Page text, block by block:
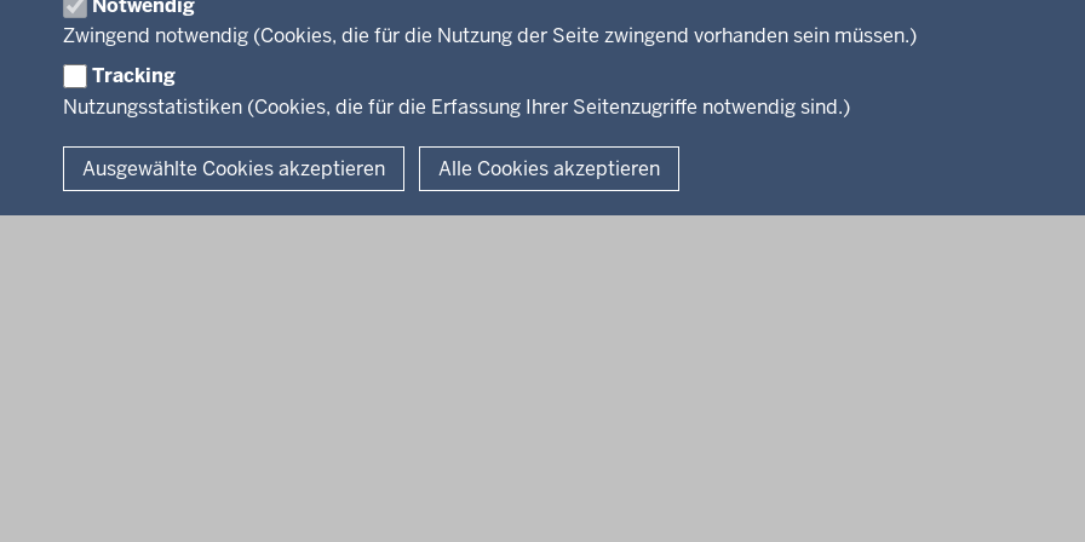
Notwendig
Zwingend notwendig (Cookies, die für die Nutzung der Seite zwingend vorhanden sein müssen.)
Tracking
Nutzungsstatistiken (Cookies, die für die Erfassung Ihrer Seitenzugriffe notwendig sind.)
Ausgewählte Cookies akzeptieren Alle Cookies akzeptieren
Rechtsgrundlagen
Weiterbildung